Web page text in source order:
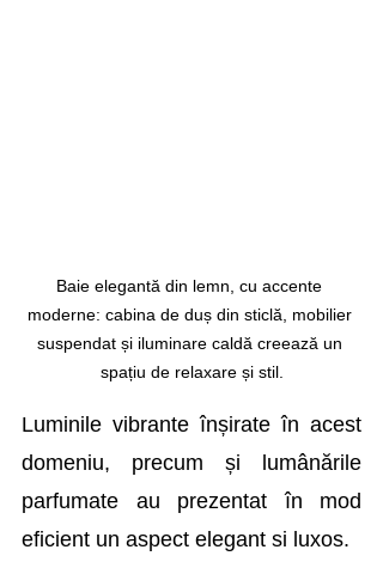
Baie elegantă din lemn, cu accente
moderne: cabina de duș din sticlă, mobilier
suspendat și iluminare caldă creează un
spațiu de relaxare și stil.
Luminile vibrante înșirate în acest
domeniu, precum și lumânările
parfumate au prezentat în mod
eficient un aspect elegant si luxos.